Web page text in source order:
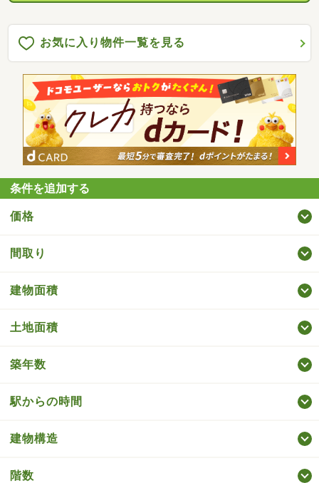
お気に入り物件一覧を見る
条件を追加する
価格
間取り
建物面積
土地面積
築年数
駅からの時間
建物構造
階数